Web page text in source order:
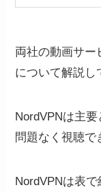
両社の動画サー
について解説し
NordVPNは主
問題なく視聴で
NordVPNは表